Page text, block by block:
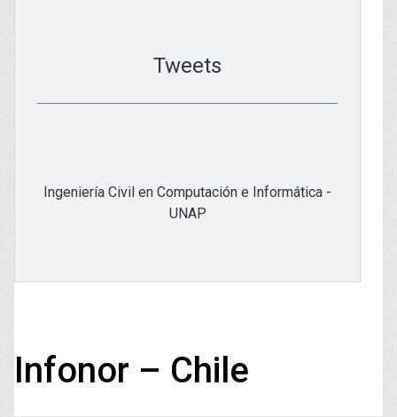
Tweets
Ingeniería Civil en Computación e Informática -
UNAP
Infonor – Chile